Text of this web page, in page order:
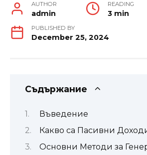
AUTHOR
admin
READING
3 min
PUBLISHED BY
December 25, 2024
Съдържание
Въведение
Какво са Пасивни
Основни Методи за